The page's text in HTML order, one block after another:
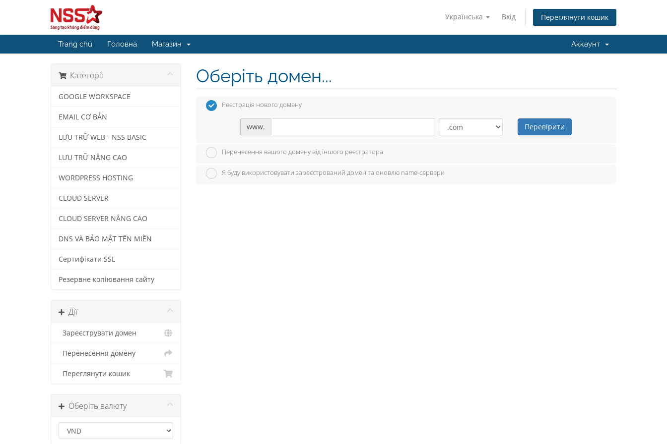
Українська Вхід Переглянути кошик
Trang chủ Головна Магазин Аккаунт
Категорії
GOOGLE WORKSPACE
EMAIL CƠ BẢN
LƯU TRỮ WEB - NSS BASIC
LƯU TRỮ NÂNG CAO
WORDPRESS HOSTING
CLOUD SERVER
CLOUD SERVER NÂNG CAO
DNS VÀ BẢO MẬT TÊN MIỀN
Сертифікати SSL
Резервне копіювання сайту
Дії
Зареєструвати домен
Перенесення домену
Переглянути кошик
Оберіть валюту
Оберіть домен...
Реєстрація нового домену
www. Перевірити
Перенесення вашого домену від іншого реєстратора
Я буду використовувати зареєстрований домен та оновлю name-сервери